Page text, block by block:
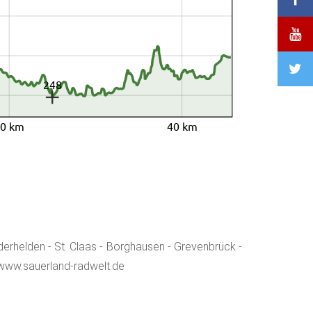
km 40 km
248
- St. Claas - Borghausen - Grevenbrück -
radwelt.de